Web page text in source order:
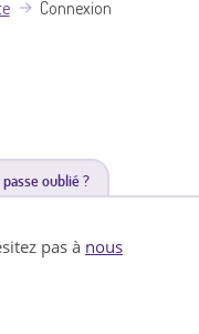
Connexion
oublié ?
pas à nous